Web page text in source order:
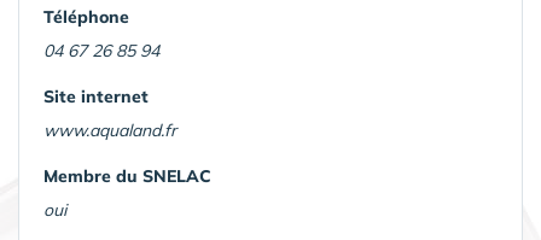
Téléphone
04 67 26 85 94
Site internet
www.aqualand.fr
Membre du SNELAC
oui